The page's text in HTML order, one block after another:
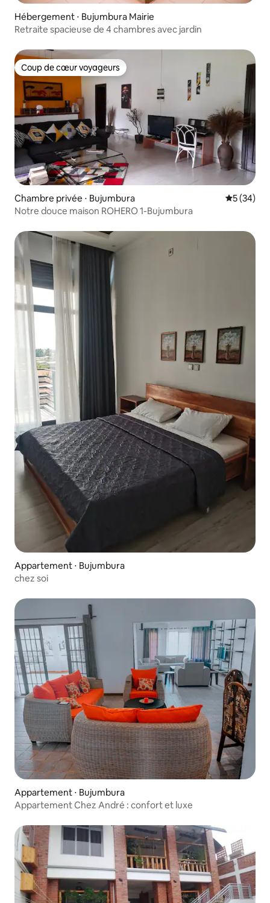
Hébergement ⋅ Bujumbura Mairie
Retraite spacieuse de 4 chambres avec jardin
Coup de cœur voyageurs
Coup de cœur voyageurs
Chambre privée ⋅ Bujumbura
5 (34)
Notre douce maison ROHERO 1-Bujumbura
Appartement ⋅ Bujumbura
chez soi
Appartement ⋅ Bujumbura
Appartement Chez André : confort et luxe